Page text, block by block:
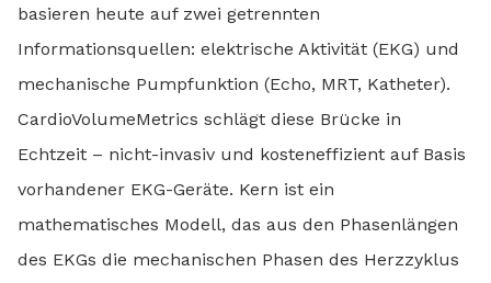
basieren heute auf zwei getrennten
Informationsquellen: elektrische Aktivität (EKG) und
mechanische Pumpfunktion (Echo, MRT, Katheter).
CardioVolumeMetrics schlägt diese Brücke in
Echtzeit – nicht-invasiv und kosteneffizient auf Basis
vorhandener EKG-Geräte. Kern ist ein
mathematisches Modell, das aus den Phasenlängen
des EKGs die mechanischen Phasen des Herzzyklus